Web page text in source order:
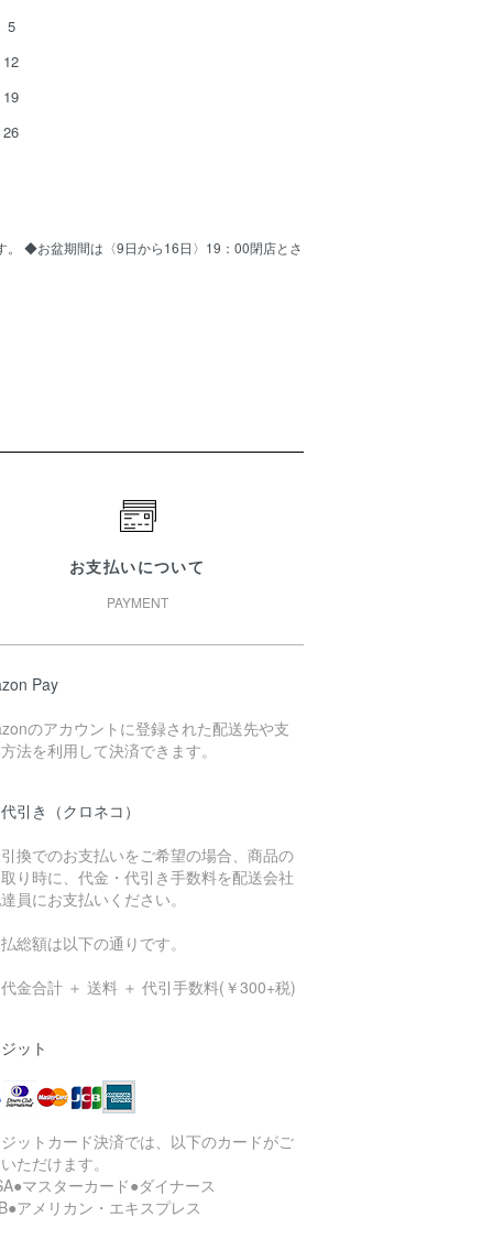
5
12
19
26
。 ◆お盆期間は〈9日から16日〉19：00閉店とさ
お支払いについて
PAYMENT
Pay
のアカウントに登録された配送先や支
法を利用して決済できます。
引き（クロネコ）
換でのお支払いをご希望の場合、商品の
り時に、代金・代引き手数料を配送会社
員にお支払いください。
総額は以下の通りです。
金合計 ＋ 送料 ＋ 代引手数料(￥300+税)
ット
ットカード決済では、以下のカードがご
ただけます。
マスターカード●ダイナース
アメリカン・エキスプレス